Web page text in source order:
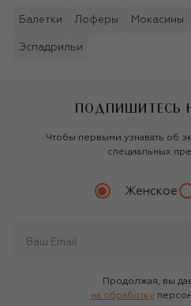
Балетки Лоферы Мокасины
Эспадрильи
ПОДПИШИТЕСЬ
Чтобы первыми узнавать об
специальных
Женское
Продолжая, вы
на обработку